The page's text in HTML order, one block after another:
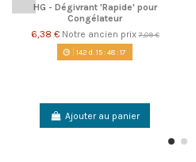
HG - Dégivrant 'Rapide' pour
Congélateur
6,38 € Notre ancien prix7,09 €
142 d. 15:48:17
Ajouter au panier